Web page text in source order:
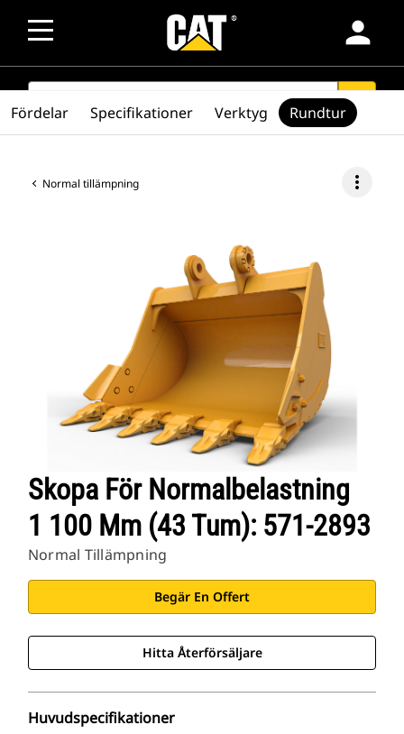
person
SEARCH search
Normal tillämpning more_vert
Skopa För Normalbelastning
1 100 Mm (43 Tum): 571-2893
Normal Tillämpning
Begär En Offert
Hitta Återförsäljare
Huvudspecifikationer
Fördelar Specifikationer Verktyg Rundtur